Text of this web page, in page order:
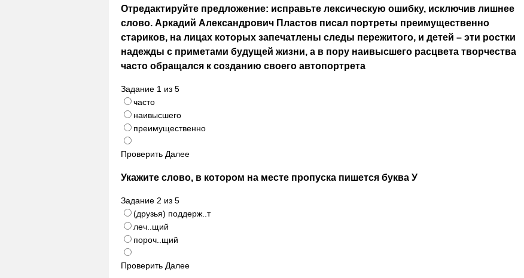
Отредактируйте предложение: исправьте лексическую ошибку, исключив лишнее
слово. Аркадий Александрович Пластов писал портреты преимущественно
стариков, на лицах которых запечатлены следы пережитого, и детей – эти ростки
надежды с приметами будущей жизни, а в пору наивысшего расцвета творчества
часто обращался к созданию своего автопортрета
Задание 1 из 5
часто
наивысшего
преимущественно
Проверить Далее
Укажите слово, в котором на месте пропуска пишется буква У
Задание 2 из 5
(друзья) поддерж..т
леч..щий
пороч..щий
Проверить Далее